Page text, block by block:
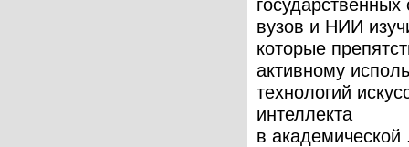
вузов и НИИ
которые
активному
технологий
интеллекта
в академической